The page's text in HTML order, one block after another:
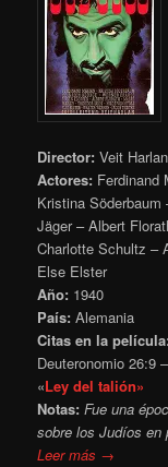
Director: Veit Harlan
Actores: Ferdinand
Kristina
Jäger – Albert
Charlotte Schultz –
Else Elster
Año: 1940
País: Alemania
Citas en la película:
Deuteronomio 26:9
«Ley del talión»
Notas: Fue una
sobre los Judíos en
Leer más →